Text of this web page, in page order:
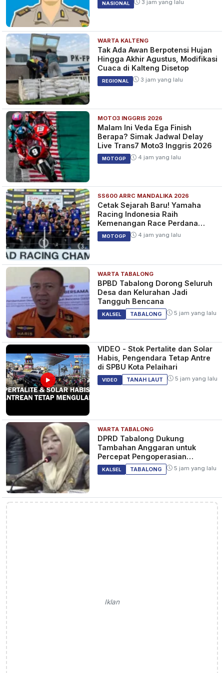
2021 di Masa Pandemi COVID-
Pecahkan Rekor, 620 Warga
Kota Banjarmasin Sembuh dari
COVID-19, Kadinkes
Banjarmasin Ingatkan Warga
Tetap Taat Prokes
BANJAR BAKULA 4 tahun yang lalu
Tips Hidup di Zaman Pandemi
COVID-19 dengan Prokes dan
Tetap Bisa Berinteraksi Sosial
KESEHATAN 4 tahun yang lalu
NASIONAL 3 jam yang lalu
WARTA KALTENG
Tak Ada Awan Berpotensi Hujan
Hingga Akhir Agustus, Modifikasi
Cuaca di Kalteng Disetop
REGIONAL 3 jam yang lalu
MOTO3 INGGRIS 2026
Malam Ini Veda Ega Finish
Berapa? Simak Jadwal Delay
Live Trans7 Moto3 Inggris 2026
MOTOGP 4 jam yang lalu
SS600 ARRC MANDALIKA 2026
Cetak Sejarah Baru! Yamaha
Racing Indonesia Raih
Kemenangan Race Perdana
SS600 ARRC
MOTOGP 4 jam yang lalu
WARTA TABALONG
BPBD Tabalong Dorong Seluruh
Desa dan Kelurahan Jadi
Tangguh Bencana
KALSEL TABALONG 5 jam yang lalu
VIDEO - Stok Pertalite dan Solar
Habis, Pengendara Tetap Antre
di SPBU Kota Pelaihari
VIDEO TANAH LAUT 5 jam yang lalu
WARTA TABALONG
DPRD Tabalong Dukung
Tambahan Anggaran untuk
Percepat Pengoperasian
Bandara Warukin
KALSEL TABALONG 5 jam yang lalu
Iklan